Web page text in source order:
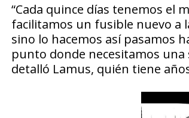
“Cada quince días tenemos el
facilitamos un fusible nuevo a
sino lo hacemos así pasamos
punto donde necesitamos
detalló Lamus, quién tiene